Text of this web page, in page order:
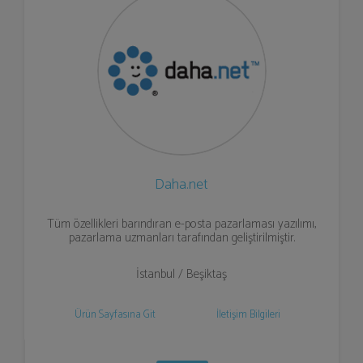
Daha.net
Tüm özellikleri barındıran e-posta pazarlaması yazılımı,
pazarlama uzmanları tarafından geliştirilmiştir.
İstanbul / Beşiktaş
Ürün Sayfasına Git İletişim Bilgileri